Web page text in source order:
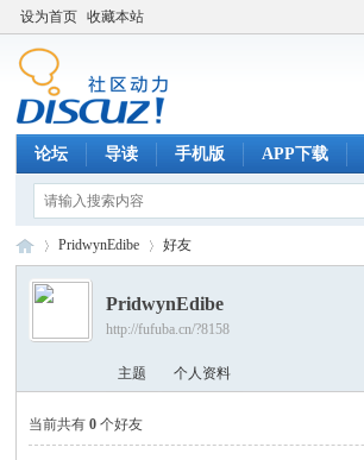
设为首页 收藏本站
论坛 导读 手机版 APP下载
›
PridwynEdibe 好友
PridwynEdibe
http://fufuba.cn/?8158
主题 个人资料
当前共有0 个好友